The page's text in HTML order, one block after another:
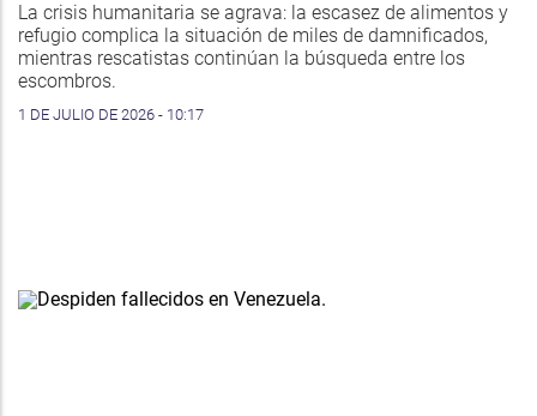
La crisis humanitaria se agrava: la escasez de alimentos y
refugio complica la situación de miles de damnificados,
mientras rescatistas continúan la búsqueda entre los
escombros.
1 DE JULIO DE 2026 - 10:17